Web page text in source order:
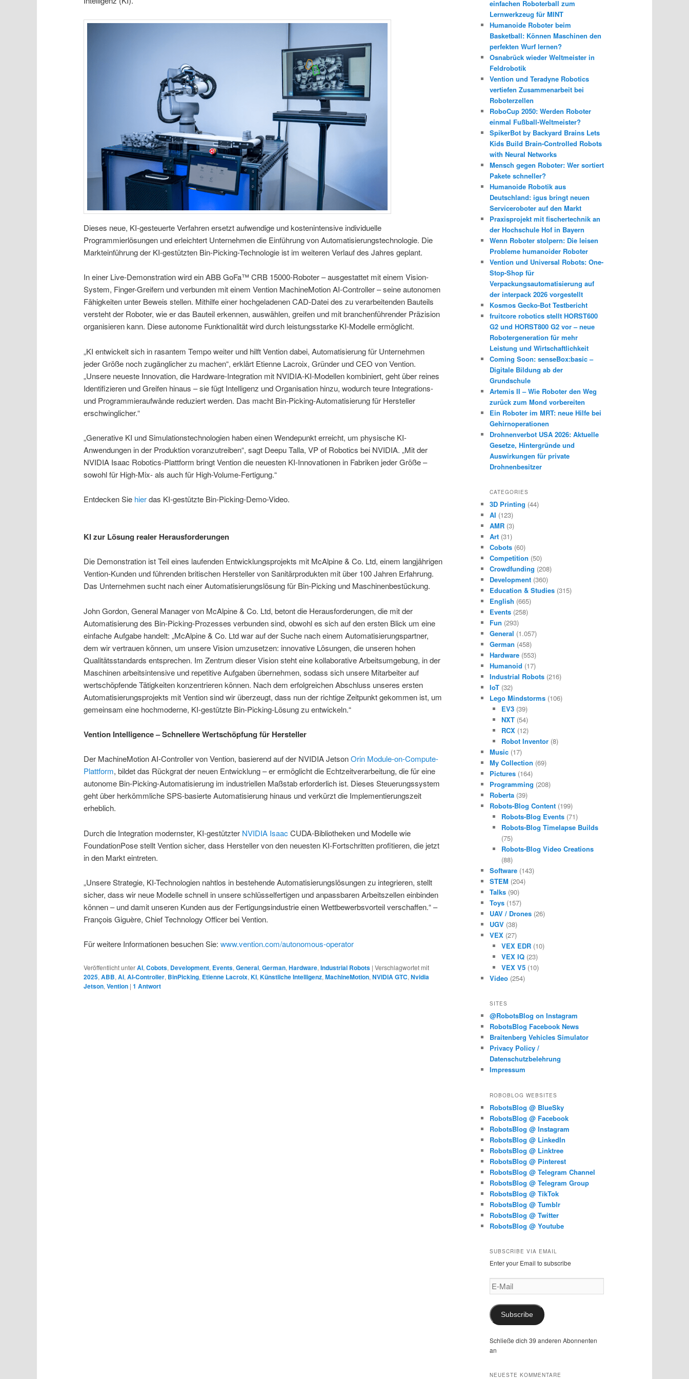
Dieses neue, KI-gesteuerte Verfahren ersetzt aufwendige und kostenintensive individuelle
Programmierlösungen und erleichtert Unternehmen die Einführung von Automatisierungstechnologie. Die
Markteinführung der KI-gestützten Bin-Picking-Technologie ist im weiteren Verlauf des Jahres geplant.
In einer Live-Demonstration wird ein ABB GoFa™ CRB 15000-Roboter – ausgestattet mit einem Vision-
System, Finger-Greifern und verbunden mit einem Vention MachineMotion AI-Controller – seine autonomen
Fähigkeiten unter Beweis stellen. Mithilfe einer hochgeladenen CAD-Datei des zu verarbeitenden Bauteils
versteht der Roboter, wie er das Bauteil erkennen, auswählen, greifen und mit branchenführender Präzision
organisieren kann. Diese autonome Funktionalität wird durch leistungsstarke KI-Modelle ermöglicht.
„KI entwickelt sich in rasantem Tempo weiter und hilft Vention dabei, Automatisierung für Unternehmen
jeder Größe noch zugänglicher zu machen“, erklärt Etienne Lacroix, Gründer und CEO von Vention.
„Unsere neueste Innovation, die Hardware-Integration mit NVIDIA-KI-Modellen kombiniert, geht über reines
Identifizieren und Greifen hinaus – sie fügt Intelligenz und Organisation hinzu, wodurch teure Integrations-
und Programmieraufwände reduziert werden. Das macht Bin-Picking-Automatisierung für Hersteller
erschwinglicher.“
„Generative KI und Simulationstechnologien haben einen Wendepunkt erreicht, um physische KI-
Anwendungen in der Produktion voranzutreiben“, sagt Deepu Talla, VP of Robotics bei NVIDIA. „Mit der
NVIDIA Isaac Robotics-Plattform bringt Vention die neuesten KI-Innovationen in Fabriken jeder Größe –
sowohl für High-Mix- als auch für High-Volume-Fertigung.“
Entdecken Sie hierdas KI-gestützte Bin-Picking-Demo-Video.
KI zur Lösung realer Herausforderungen
Die Demonstration ist Teil eines laufenden Entwicklungsprojekts mit McAlpine & Co. Ltd, einem langjährigen
Vention-Kunden und führenden britischen Hersteller von Sanitärprodukten mit über 100 Jahren Erfahrung.
Das Unternehmen sucht nach einer Automatisierungslösung für Bin-Picking und Maschinenbestückung.
John Gordon, General Manager von McAlpine & Co. Ltd, betont die Herausforderungen, die mit der
Automatisierung des Bin-Picking-Prozesses verbunden sind, obwohl es sich auf den ersten Blick um eine
einfache Aufgabe handelt: „McAlpine & Co. Ltd war auf der Suche nach einem Automatisierungspartner,
dem wir vertrauen können, um unsere Vision umzusetzen: innovative Lösungen, die unseren hohen
Qualitätsstandards entsprechen. Im Zentrum dieser Vision steht eine kollaborative Arbeitsumgebung, in der
Maschinen arbeitsintensive und repetitive Aufgaben übernehmen, sodass sich unsere Mitarbeiter auf
wertschöpfende Tätigkeiten konzentrieren können. Nach dem erfolgreichen Abschluss unseres ersten
Automatisierungsprojekts mit Vention sind wir überzeugt, dass nun der richtige Zeitpunkt gekommen ist, um
gemeinsam eine hochmoderne, KI-gestützte Bin-Picking-Lösung zu entwickeln.“
Vention Intelligence – Schnellere Wertschöpfung für Hersteller
Der MachineMotion AI-Controller von Vention, basierend auf der NVIDIA JetsonOrin Module-on-Compute-
Plattform, bildet das Rückgrat der neuen Entwicklung – er ermöglicht die Echtzeitverarbeitung, die für eine
autonome Bin-Picking-Automatisierung im industriellen Maßstab erforderlich ist. Dieses Steuerungssystem
geht über herkömmliche SPS-basierte Automatisierung hinaus und verkürzt die Implementierungszeit
erheblich.
Durch die Integration modernster, KI-gestützter NVIDIA Isaac CUDA-Bibliotheken und Modelle wie
FoundationPose stellt Vention sicher, dass Hersteller von den neuesten KI-Fortschritten profitieren, die jetzt
in den Markt eintreten.
„Unsere Strategie, KI-Technologien nahtlos in bestehende Automatisierungslösungen zu integrieren, stellt
sicher, dass wir neue Modelle schnell in unsere schlüsselfertigen und anpassbaren Arbeitszellen einbinden
können – und damit unseren Kunden aus der Fertigungsindustrie einen Wettbewerbsvorteil verschaffen.“ –
François Giguère, Chief Technology Officer bei Vention.
Für weitere Informationen besuchen Sie:www.vention.com/autonomous-operator
Veröffentlicht unterAI,Cobots, Development, Events,General,German,Hardware,Industrial Robots |Verschlagwortet mit
2025,ABB,AI,AI-Controller, BinPicking, Etienne Lacroix,KI,Künstliche Intelligenz,MachineMotion,NVIDIA GTC,Nvidia
Jetson,Vention |1 Antwort
einfachen Roboterball zum
Lernwerkzeug für MINT
Humanoide Roboter beim
Basketball: Können Maschinen den
perfekten Wurf lernen?
Osnabrück wieder Weltmeister in
Feldrobotik
Vention und Teradyne Robotics
vertiefen Zusammenarbeit bei
Roboterzellen
RoboCup 2050: Werden Roboter
einmal Fußball-Weltmeister?
SpikerBot by Backyard Brains Lets
Kids Build Brain-Controlled Robots
with Neural Networks
Mensch gegen Roboter: Wer sortiert
Pakete schneller?
Humanoide Robotik aus
Deutschland: igus bringt neuen
Serviceroboter auf den Markt
Praxisprojekt mit fischertechnik an
der Hochschule Hof in Bayern
Wenn Roboter stolpern: Die leisen
Probleme humanoider Roboter
Vention und Universal Robots: One-
Stop-Shop für
Verpackungsautomatisierung auf
der interpack 2026 vorgestellt
Kosmos Gecko-Bot Testbericht
fruitcore robotics stellt HORST600
G2 und HORST800 G2 vor – neue
Robotergeneration für mehr
Leistung und Wirtschaftlichkeit
Coming Soon: senseBox:basic –
Digitale Bildung ab der
Grundschule
Artemis II – Wie Roboter den Weg
zurück zum Mond vorbereiten
Ein Roboter im MRT: neue Hilfe bei
Gehirnoperationen
Drohnenverbot USA 2026: Aktuelle
Gesetze, Hintergründe und
Auswirkungen für private
Drohnenbesitzer
CATEGORIES
3D Printing (44)
AI (123)
AMR (3)
Art (31)
Cobots (60)
Competition (50)
Crowdfunding (208)
Development (360)
Education & Studies (315)
English (665)
Events (258)
Fun (293)
General (1.057)
German (458)
Hardware (553)
Humanoid (17)
Industrial Robots (216)
IoT (32)
Lego Mindstorms (106)
EV3(39)
NXT(54)
RCX(12)
Robot Inventor(8)
Music (17)
My Collection (69)
Pictures (164)
Programming (208)
Roberta (39)
Robots-Blog Content (199)
Robots-Blog Events(71)
Robots-Blog Timelapse Builds
(75)
Robots-Blog Video Creations
(88)
Software (143)
STEM (204)
Talks (90)
Toys (157)
UAV / Drones (26)
UGV (38)
VEX (27)
VEX EDR(10)
VEX IQ(23)
VEX V5(10)
Video (254)
SITES
@RobotsBlog on Instagram
RobotsBlog Facebook News
Braitenberg Vehicles Simulator
Privacy Policy /
Datenschutzbelehrung
Impressum
ROBOBLOG WEBSITES
RobotsBlog @ BlueSky
RobotsBlog @ Facebook
RobotsBlog @ Instagram
RobotsBlog @ LinkedIn
RobotsBlog @ Linktree
RobotsBlog @ Pinterest
RobotsBlog @ Telegram Channel
RobotsBlog @ Telegram Group
RobotsBlog @ TikTok
RobotsBlog @ Tumblr
RobotsBlog @ Twitter
RobotsBlog @ Youtube
SUBSCRIBE VIA EMAIL
Enter your Email to subscribe
E-
Mail
Subscribe
Schließe dich 39 anderen Abonnenten
an
NEUESTE KOMMENTARE